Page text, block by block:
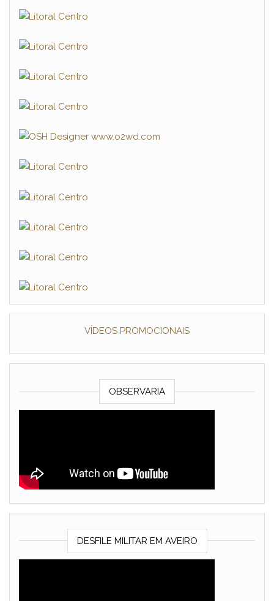
VÍDEOS PROMOCIONAIS
OBSERVARIA
DESFILE MILITAR EM AVEIRO